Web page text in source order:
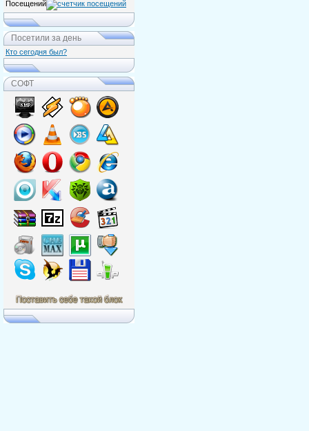
Посещений
Посетили за день
Кто сегодня был?
СОФТ